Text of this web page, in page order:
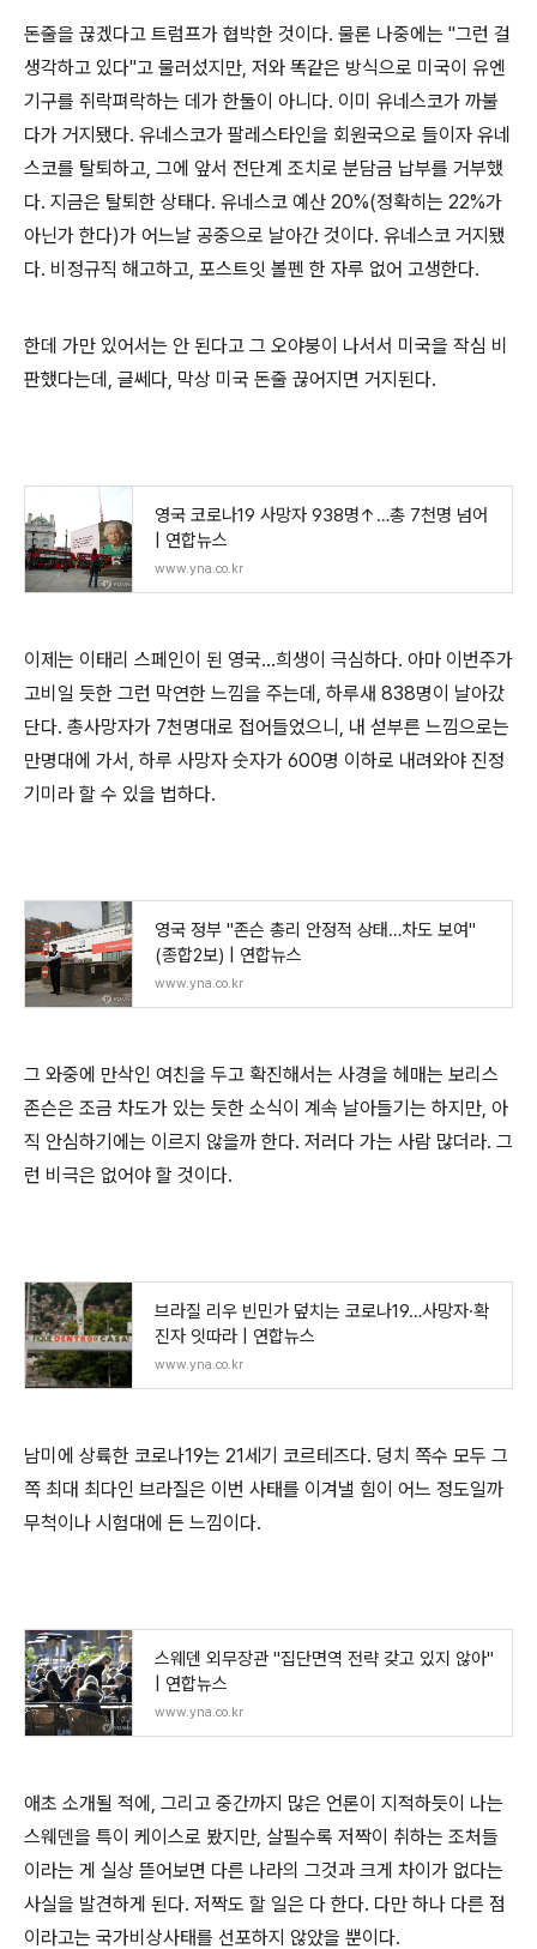
돈줄을 끊겠다고 트럼프가 협박한 것이다. 물론 나중에는 "그런 걸
생각하고 있다"고 물러섰지만, 저와 똑같은 방식으로 미국이 유엔
기구를 쥐락펴락하는 데가 한둘이 아니다. 이미 유네스코가 까불
다가 거지됐다. 유네스코가 팔레스타인을 회원국으로 들이자 유네
스코를 탈퇴하고, 그에 앞서 전단계 조치로 분담금 납부를 거부했
다. 지금은 탈퇴한 상태다. 유네스코 예산 20%(정확히는 22%가
아닌가 한다)가 어느날 공중으로 날아간 것이다. 유네스코 거지됐
다. 비정규직 해고하고, 포스트잇 볼펜 한 자루 없어 고생한다.
한데 가만 있어서는 안 된다고 그 오야붕이 나서서 미국을 작심 비
판했다는데, 글쎄다, 막상 미국 돈줄 끊어지면 거지된다.
영국 코로나19 사망자 938명↑…총 7천명 넘어
| 연합뉴스
www.yna.co.kr
이제는 이태리 스페인이 된 영국...희생이 극심하다. 아마 이번주가
고비일 듯한 그런 막연한 느낌을 주는데, 하루새 838명이 날아갔
단다. 총사망자가 7천명대로 접어들었으니, 내 섣부른 느낌으로는
만명대에 가서, 하루 사망자 숫자가 600명 이하로 내려와야 진정
기미라 할 수 있을 법하다.
영국 정부 "존슨 총리 안정적 상태…차도 보여"
(종합2보) | 연합뉴스
www.yna.co.kr
그 와중에 만삭인 여친을 두고 확진해서는 사경을 헤매는 보리스
존슨은 조금 차도가 있는 듯한 소식이 계속 날아들기는 하지만, 아
직 안심하기에는 이르지 않을까 한다. 저러다 가는 사람 많더라. 그
런 비극은 없어야 할 것이다.
브라질 리우 빈민가 덮치는 코로나19…사망자·확
진자 잇따라 | 연합뉴스
www.yna.co.kr
남미에 상륙한 코로나19는 21세기 코르테즈다. 덩치 쪽수 모두 그
쪽 최대 최다인 브라질은 이번 사태를 이겨낼 힘이 어느 정도일까
무척이나 시험대에 든 느낌이다.
스웨덴 외무장관 "집단면역 전략 갖고 있지 않아"
| 연합뉴스
www.yna.co.kr
애초 소개될 적에, 그리고 중간까지 많은 언론이 지적하듯이 나는
스웨덴을 특이 케이스로 봤지만, 살필수록 저짝이 취하는 조처들
이라는 게 실상 뜯어보면 다른 나라의 그것과 크게 차이가 없다는
사실을 발견하게 된다. 저짝도 할 일은 다 한다. 다만 하나 다른 점
이라고는 국가비상사태를 선포하지 않았을 뿐이다.